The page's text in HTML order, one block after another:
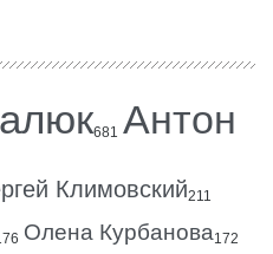
681 Антон
Климовский211
Олена Курбанова172